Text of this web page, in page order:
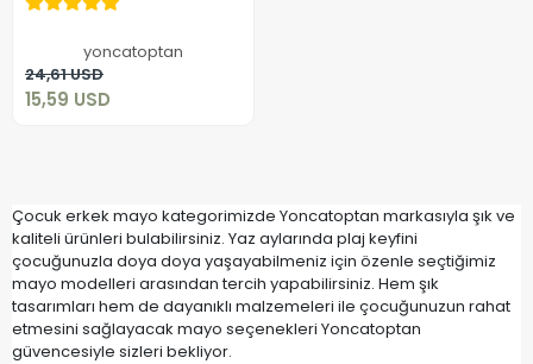
yoncatoptan
24,61 USD
15,59 USD
15,59 USD
Add to cart
Çocuk erkek mayo kategorimizde Yoncatoptan markasıyla şık ve
kaliteli ürünleri bulabilirsiniz. Yaz aylarında plaj keyfini
çocuğunuzla doya doya yaşayabilmeniz için özenle seçtiğimiz
mayo modelleri arasından tercih yapabilirsiniz. Hem şık
tasarımları hem de dayanıklı malzemeleri ile çocuğunuzun rahat
etmesini sağlayacak mayo seçenekleri Yoncatoptan
güvencesiyle sizleri bekliyor.